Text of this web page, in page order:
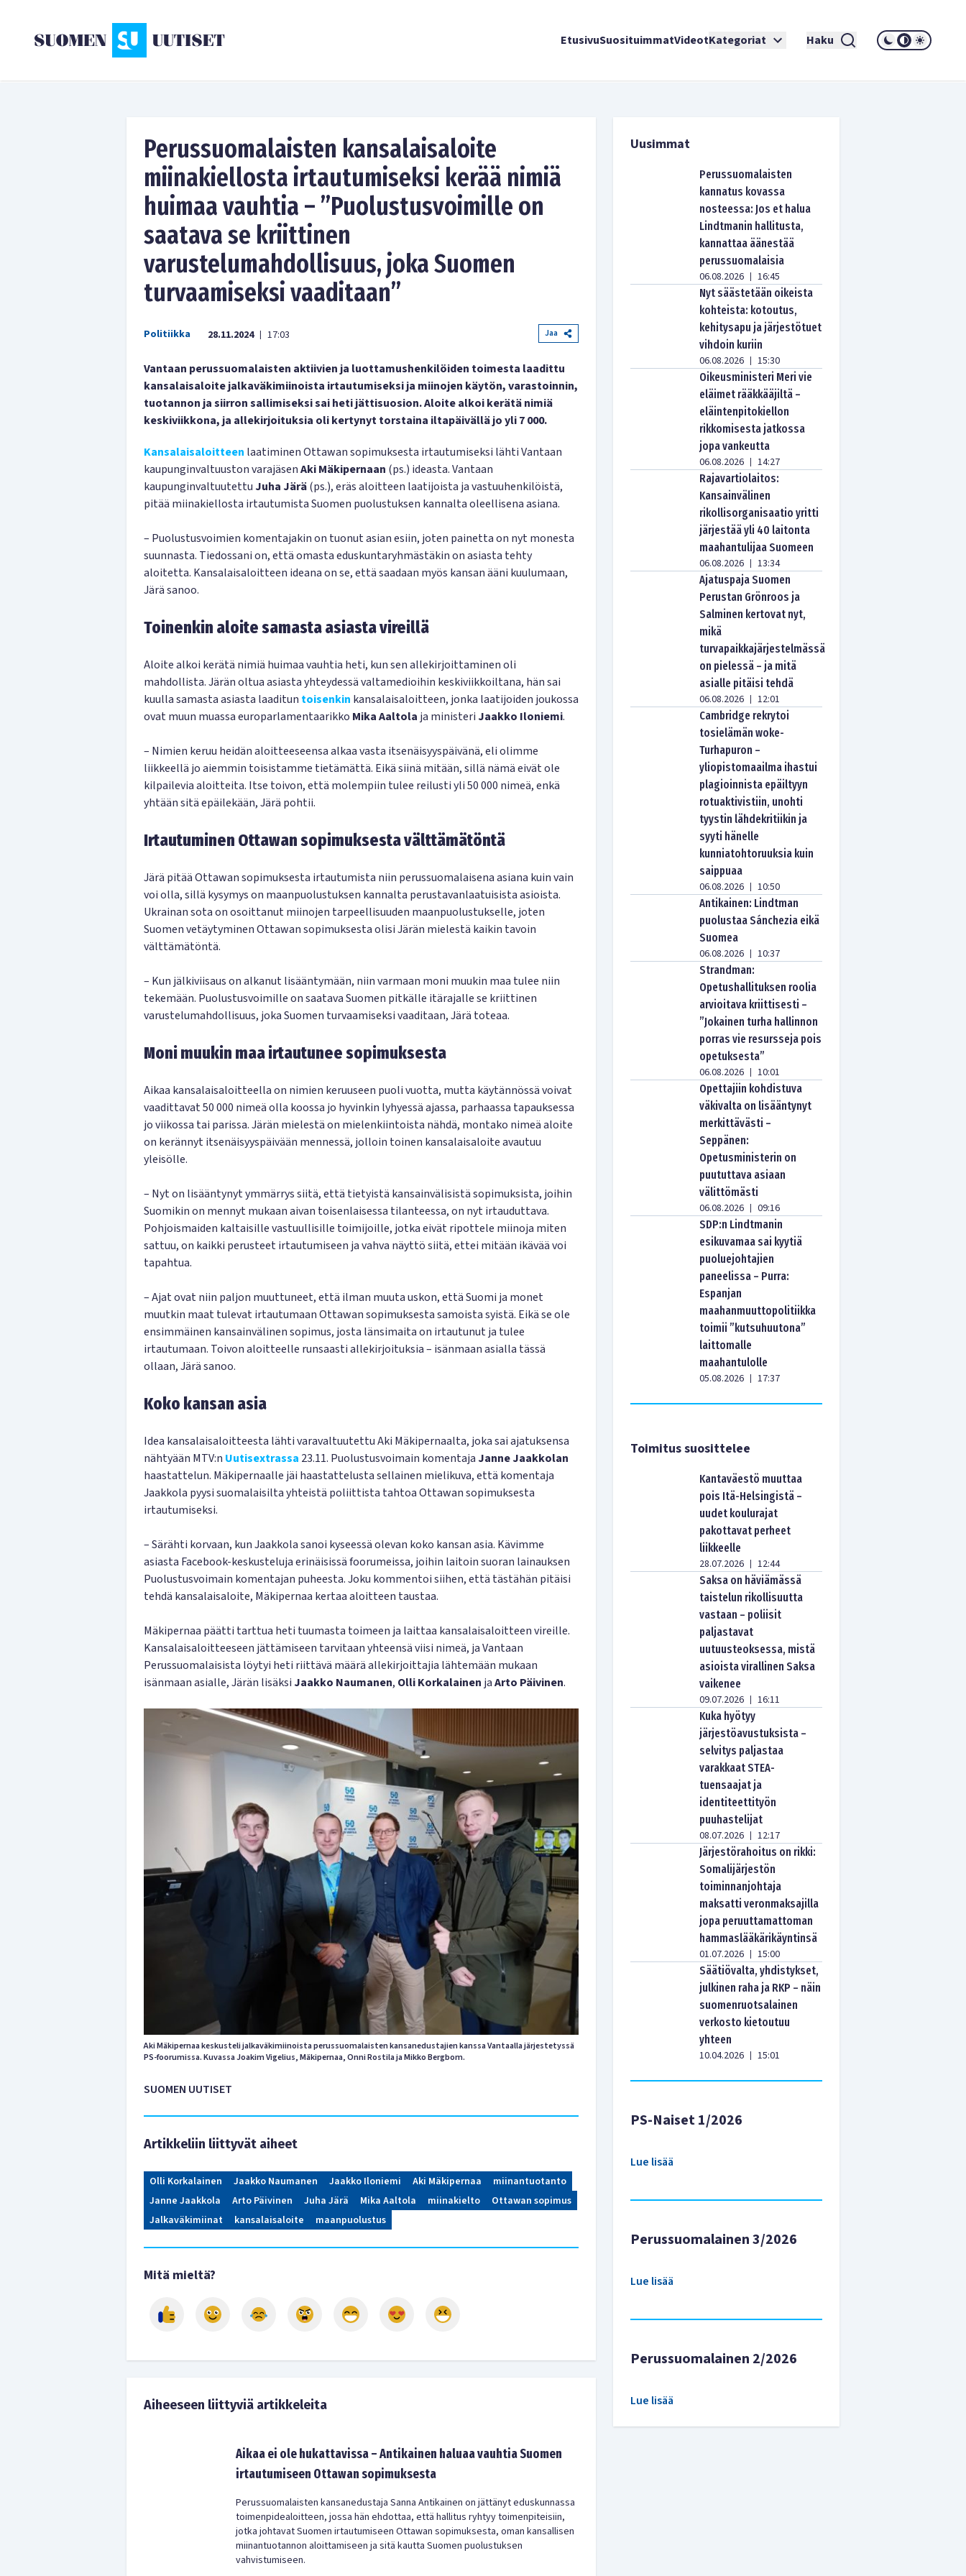
EtusivuSuosituimmatVideotKategoriat Haku
Perussuomalaisten kansalaisaloite
miinakiellosta irtautumiseksi kerää nimiä
huimaa vauhtia – ”Puolustusvoimille on
saatava se kriittinen
varustelumahdollisuus, joka Suomen
turvaamiseksi vaaditaan”
Politiikka 28.11.2024 | 17:03 Jaa
Vantaan perussuomalaisten aktiivien ja luottamushenkilöiden toimesta laadittu
kansalaisaloite jalkaväkimiinoista irtautumiseksi ja miinojen käytön, varastoinnin,
tuotannon ja siirron sallimiseksi sai heti jättisuosion. Aloite alkoi kerätä nimiä
keskiviikkona, ja allekirjoituksia oli kertynyt torstaina iltapäivällä jo yli 7 000.
Kansalaisaloitteen laatiminen Ottawan sopimuksesta irtautumiseksi lähti Vantaan
kaupunginvaltuuston varajäsenAki Mäkipernaan (ps.) ideasta. Vantaan
kaupunginvaltuutettu Juha Järä(ps.), eräs aloitteen laatijoista ja vastuuhenkilöistä,
pitää miinakiellosta irtautumista Suomen puolustuksen kannalta oleellisena asiana.
– Puolustusvoimien komentajakin on tuonut asian esiin, joten painetta on nyt monesta
suunnasta. Tiedossani on, että omasta eduskuntaryhmästäkin on asiasta tehty
aloitetta. Kansalaisaloitteen ideana on se, että saadaan myös kansan ääni kuulumaan,
Järä sanoo.
Toinenkin aloite samasta asiasta vireillä
Aloite alkoi kerätä nimiä huimaa vauhtia heti, kun sen allekirjoittaminen oli
mahdollista. Järän oltua asiasta yhteydessä valtamedioihin keskiviikkoiltana, hän sai
kuulla samasta asiasta laaditun toisenkin kansalaisaloitteen, jonka laatijoiden joukossa
ovat muun muassa europarlamentaarikko Mika Aaltola ja ministeri Jaakko Iloniemi.
– Nimien keruu heidän aloitteeseensa alkaa vasta itsenäisyyspäivänä, eli olimme
liikkeellä jo aiemmin toisistamme tietämättä. Eikä siinä mitään, sillä nämä eivät ole
kilpailevia aloitteita. Itse toivon, että molempiin tulee reilusti yli 50 000 nimeä, enkä
yhtään sitä epäilekään, Järä pohtii.
Irtautuminen Ottawan sopimuksesta välttämätöntä
Järä pitää Ottawan sopimuksesta irtautumista niin perussuomalaisena asiana kuin vain
voi olla, sillä kysymys on maanpuolustuksen kannalta perustavanlaatuisista asioista.
Ukrainan sota on osoittanut miinojen tarpeellisuuden maanpuolustukselle, joten
Suomen vetäytyminen Ottawan sopimuksesta olisi Järän mielestä kaikin tavoin
välttämätöntä.
– Kun jälkiviisaus on alkanut lisääntymään, niin varmaan moni muukin maa tulee niin
tekemään. Puolustusvoimille on saatava Suomen pitkälle itärajalle se kriittinen
varustelumahdollisuus, joka Suomen turvaamiseksi vaaditaan, Järä toteaa.
Moni muukin maa irtautunee sopimuksesta
Aikaa kansalaisaloitteella on nimien keruuseen puoli vuotta, mutta käytännössä voivat
vaadittavat 50 000 nimeä olla koossa jo hyvinkin lyhyessä ajassa, parhaassa tapauksessa
jo viikossa tai parissa. Järän mielestä on mielenkiintoista nähdä, montako nimeä aloite
on kerännyt itsenäisyyspäivään mennessä, jolloin toinen kansalaisaloite avautuu
yleisölle.
– Nyt on lisääntynyt ymmärrys siitä, että tietyistä kansainvälisistä sopimuksista, joihin
Suomikin on mennyt mukaan aivan toisenlaisessa tilanteessa, on nyt irtauduttava.
Pohjoismaiden kaltaisille vastuullisille toimijoille, jotka eivät ripottele miinoja miten
sattuu, on kaikki perusteet irtautumiseen ja vahva näyttö siitä, ettei mitään ikävää voi
tapahtua.
– Ajat ovat niin paljon muuttuneet, että ilman muuta uskon, että Suomi ja monet
muutkin maat tulevat irtautumaan Ottawan sopimuksesta samoista syistä. Eikä se ole
ensimmäinen kansainvälinen sopimus, josta länsimaita on irtautunut ja tulee
irtautumaan. Toivon aloitteelle runsaasti allekirjoituksia – isänmaan asialla tässä
ollaan, Järä sanoo.
Koko kansan asia
Idea kansalaisaloitteesta lähti varavaltuutettu Aki Mäkipernaalta, joka sai ajatuksensa
nähtyään MTV:n Uutisextrassa 23.11. Puolustusvoimain komentaja Janne Jaakkolan
haastattelun. Mäkipernaalle jäi haastattelusta sellainen mielikuva, että komentaja
Jaakkola pyysi suomalaisilta yhteistä poliittista tahtoa Ottawan sopimuksesta
irtautumiseksi.
– Särähti korvaan, kun Jaakkola sanoi kyseessä olevan koko kansan asia. Kävimme
asiasta Facebook-keskusteluja erinäisissä foorumeissa, joihin laitoin suoran lainauksen
Puolustusvoimain komentajan puheesta. Joku kommentoi siihen, että tästähän pitäisi
tehdä kansalaisaloite, Mäkipernaa kertaa aloitteen taustaa.
Mäkipernaa päätti tarttua heti tuumasta toimeen ja laittaa kansalaisaloitteen vireille.
Kansalaisaloitteeseen jättämiseen tarvitaan yhteensä viisi nimeä, ja Vantaan
Perussuomalaisista löytyi heti riittävä määrä allekirjoittajia lähtemään mukaan
isänmaan asialle, Järän lisäksi Jaakko Naumanen, Olli Korkalainen jaArto Päivinen.
Aki Mäkipernaa keskusteli jalkaväkimiinoista perussuomalaisten kansanedustajien kanssa Vantaalla järjestetyssä
PS-foorumissa. Kuvassa Joakim Vigelius, Mäkipernaa, Onni Rostila ja Mikko Bergbom.
SUOMEN UUTISET
Artikkeliin liittyvät aiheet
Olli Korkalainen Jaakko Naumanen Jaakko Iloniemi Aki Mäkipernaa
miinantuotanto
Janne Jaakkola
Arto Päivinen Juha Järä Mika Aaltola miinakielto
Ottawan sopimus
Jalkaväkimiinat
kansalaisaloite maanpuolustus
Mitä mieltä?
Aiheeseen liittyviä artikkeleita
Aikaa ei ole hukattavissa – Antikainen haluaa vauhtia Suomen
irtautumiseen Ottawan sopimuksesta
Perussuomalaisten kansanedustaja Sanna Antikainen on jättänyt eduskunnassa
toimenpidealoitteen, jossa hän ehdottaa, että hallitus ryhtyy toimenpiteisiin,
jotka johtavat Suomen irtautumiseen Ottawan sopimuksesta, oman kansallisen
miinantuotannon aloittamiseen ja sitä kautta Suomen puolustuksen
vahvistumiseen.
Uusimmat
Perussuomalaisten
kannatus kovassa
nosteessa: Jos et halua
Lindtmanin hallitusta,
kannattaa äänestää
perussuomalaisia
06.08.2026 | 16:45
Nyt säästetään oikeista
kohteista: kotoutus,
kehitysapu ja järjestötuet
vihdoin kuriin
06.08.2026 | 15:30
Oikeusministeri Meri vie
eläimet rääkkääjiltä –
eläintenpitokiellon
rikkomisesta jatkossa
jopa vankeutta
06.08.2026 | 14:27
Rajavartiolaitos:
Kansainvälinen
rikollisorganisaatio yritti
järjestää yli 40 laitonta
maahantulijaa Suomeen
06.08.2026 | 13:34
Ajatuspaja Suomen
Perustan Grönroos ja
Salminen kertovat nyt,
mikä
turvapaikkajärjestelmässä
on pielessä – ja mitä
asialle pitäisi tehdä
06.08.2026 | 12:01
Cambridge rekrytoi
tosielämän woke-
Turhapuron –
yliopistomaailma ihastui
plagioinnista epäiltyyn
rotuaktivistiin, unohti
tyystin lähdekritiikin ja
syyti hänelle
kunniatohtoruuksia kuin
saippuaa
06.08.2026 | 10:50
Antikainen: Lindtman
puolustaa Sánchezia eikä
Suomea
06.08.2026 | 10:37
Strandman:
Opetushallituksen roolia
arvioitava kriittisesti –
”Jokainen turha hallinnon
porras vie resursseja pois
opetuksesta”
06.08.2026 | 10:01
Opettajiin kohdistuva
väkivalta on lisääntynyt
merkittävästi –
Seppänen:
Opetusministerin on
puututtava asiaan
välittömästi
06.08.2026 | 09:16
SDP:n Lindtmanin
esikuvamaa sai kyytiä
puoluejohtajien
paneelissa – Purra:
Espanjan
maahanmuuttopolitiikka
toimii ”kutsuhuutona”
laittomalle
maahantulolle
05.08.2026 | 17:37
Toimitus suosittelee
Kantaväestö muuttaa
pois Itä-Helsingistä –
uudet koulurajat
pakottavat perheet
liikkeelle
28.07.2026 | 12:44
Saksa on häviämässä
taistelun rikollisuutta
vastaan – poliisit
paljastavat
uutuusteoksessa, mistä
asioista virallinen Saksa
vaikenee
09.07.2026 | 16:11
Kuka hyötyy
järjestöavustuksista –
selvitys paljastaa
varakkaat STEA-
tuensaajat ja
identiteettityön
puuhastelijat
08.07.2026 | 12:17
Järjestörahoitus on rikki:
Somalijärjestön
toiminnanjohtaja
maksatti veronmaksajilla
jopa peruuttamattoman
hammaslääkärikäyntinsä
01.07.2026 | 15:00
Säätiövalta, yhdistykset,
julkinen raha ja RKP – näin
suomenruotsalainen
verkosto kietoutuu
yhteen
10.04.2026 | 15:01
PS-Naiset 1/2026
Lue lisää
Perussuomalainen 3/2026
Lue lisää
Perussuomalainen 2/2026
Lue lisää